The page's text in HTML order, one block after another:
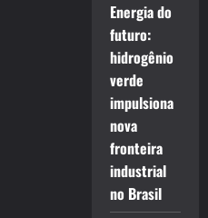
Energia do
futuro:
hidrogênio
verde
impulsiona
nova
fronteira
industrial
no Brasil